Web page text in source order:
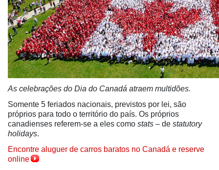
As celebrações do Dia do Canadá atraem multidões.
Somente 5 feriados nacionais, previstos por lei, são
próprios para todo o território do país. Os próprios
canadienses referem-se a eles como stats – de statutory
holidays.
Encontre aluguer de carros baratos no Canadá e reserve
online